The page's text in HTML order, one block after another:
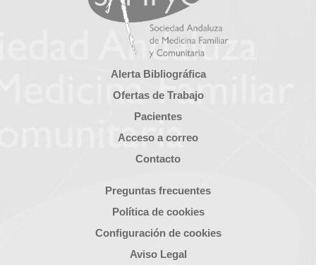
Alerta Bibliográfica
Ofertas de Trabajo
Pacientes
Acceso a correo
Contacto
Preguntas frecuentes
Política de cookies
Configuración de cookies
Aviso Legal